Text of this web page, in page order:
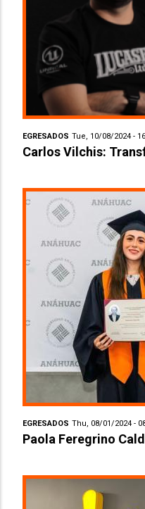
EGRESADOS Tue, 10/08/2024 -
Carlos Vilchis:
EGRESADOS Thu, 08/01/2024 -
Paola Feregrino